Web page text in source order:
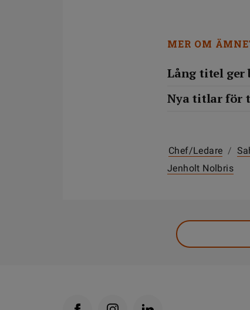
MER OM
Lång titel ger
Nya titlar för
Chef/ledare /
Jenholt Nolbris